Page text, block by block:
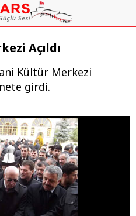
Açıldı
Kültür Merkezi
girdi.